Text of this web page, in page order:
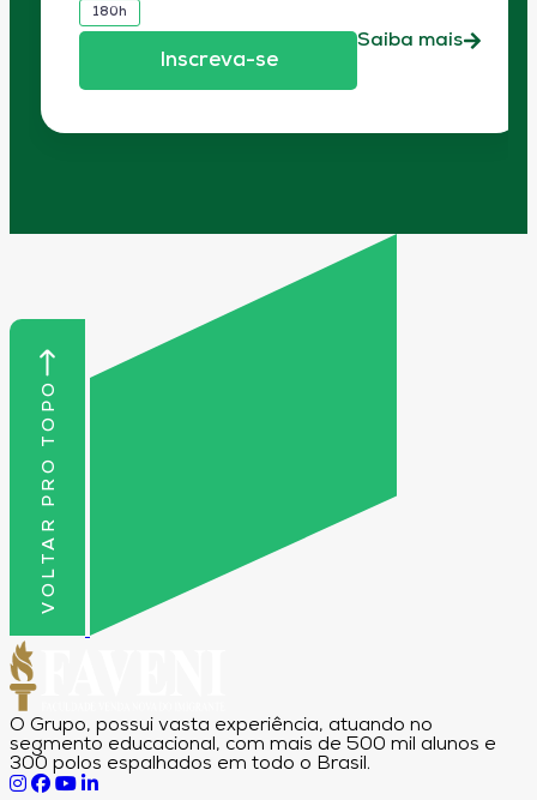
180h
Inscreva-se
Saiba mais
VOLTAR PRO TOPO
O Grupo, possui vasta experiência, atuando no
segmento educacional, com mais de 500 mil alunos e
300 polos espalhados em todo o Brasil.